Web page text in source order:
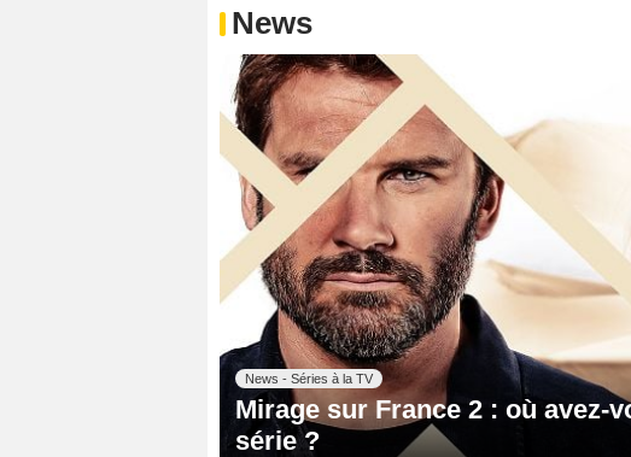
News
News - Séries à la TV
Mirage sur France 2 : où avez-
série ?